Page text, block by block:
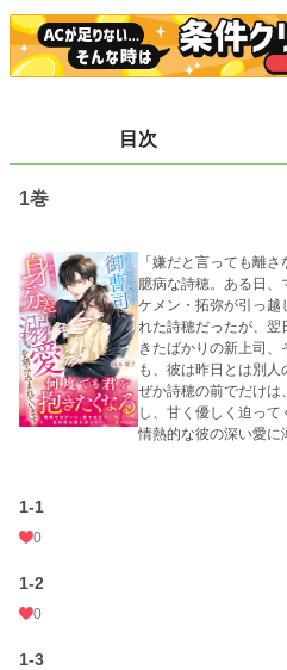
会社ではまるで別人のようにクールで近寄
桐生 拓弥(きりゅう たくみ) 30歳
テーマパーク企画部門
姫川 詩穂(ひめかわ しほ) 25歳
小説 22,172 位 /
恋愛 9,675 位 / 66,376 件
101
文字数(レンタル含む)
初回公開日時
初回完結日時
目次
1巻
「嫌だと言っても離
臆病な詩穂。ある日、
ケメン・拓弥が引っ越
れた詩穂だったが、翌
きたばかりの新上司
も、彼は昨日とは別
ぜか詩穂の前でだけは
し、甘く優しく迫って
情熱的な彼の深い愛
1-1
0
1-2
0
1-3